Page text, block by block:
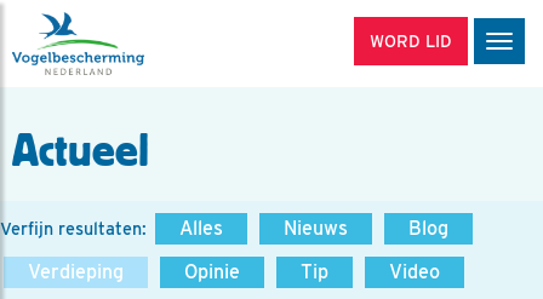
WORD LID
Actueel
Verfijn resultaten: Alles Nieuws
Blog
Verdieping
Opinie Tip
Video